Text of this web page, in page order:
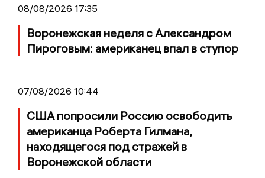
08/08/2026 17:35
Воронежская неделя с Александром
Пироговым: американец впал в ступор
07/08/2026 10:44
США попросили Россию освободить
американца Роберта Гилмана,
находящегося под стражей в
Воронежской области